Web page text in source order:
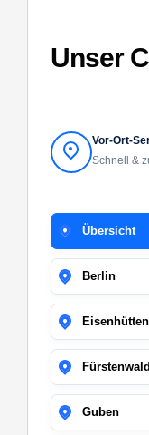
Unser
Vor-Ort-
Schnell &
Übersicht
Berlin
Guben